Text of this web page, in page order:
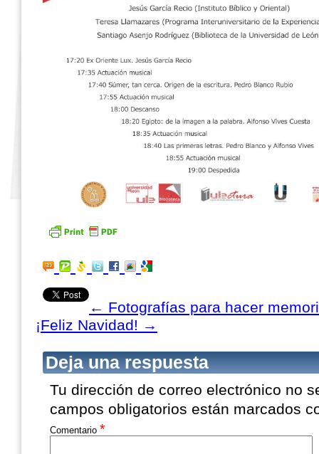
← Fotografías para hacer
¡Feliz Navidad! →
Deja una respuesta
Tu dirección de correo electrónico no
campos obligatorios están marcados
Comentario *